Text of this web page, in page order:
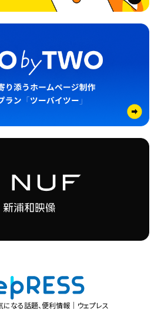
になる話題、便利情報｜ウェプレス